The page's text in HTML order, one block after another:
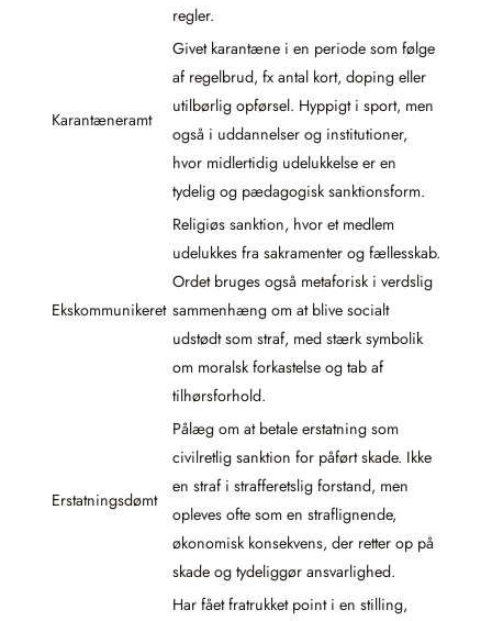
regler.
Karantæneramt
Givet karantæne i en periode som følge
af regelbrud, fx antal kort, doping eller
utilbørlig opførsel. Hyppigt i sport, men
også i uddannelser og institutioner,
hvor midlertidig udelukkelse er en
tydelig og pædagogisk sanktionsform.
Ekskommunikeret
Religiøs sanktion, hvor et medlem
udelukkes fra sakramenter og fællesskab.
Ordet bruges også metaforisk i verdslig
sammenhæng om at blive socialt
udstødt som straf, med stærk symbolik
om moralsk forkastelse og tab af
tilhørsforhold.
Erstatningsdømt
Pålæg om at betale erstatning som
civilretlig sanktion for påført skade. Ikke
en straf i strafferetslig forstand, men
opleves ofte som en straflignende,
økonomisk konsekvens, der retter op på
skade og tydeliggør ansvarlighed.
Har fået fratrukket point i en stilling,